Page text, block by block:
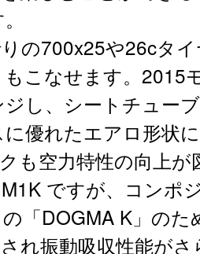
の700x25や26cタ
こなせます。2015
し、シートチュー
優れたエアロ形状
も空力特性の向上
ですが、コンポ
「DOGMA K」の
れ振動吸収性能が